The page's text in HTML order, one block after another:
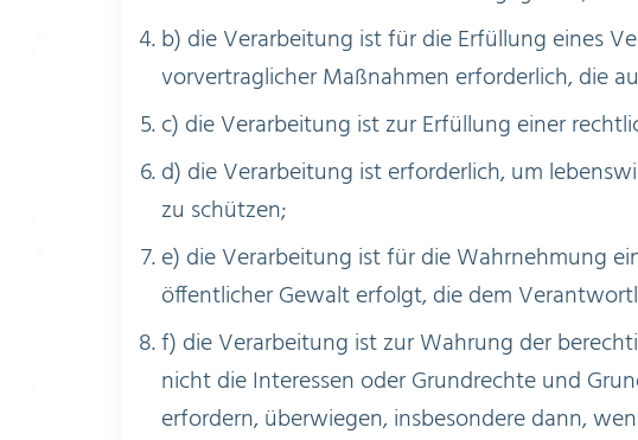
b) die Verarbeitung ist für die Erfüllung eines
vorvertraglicher Maßnahmen erforderlich, die
c) die Verarbeitung ist zur Erfüllung einer
d) die Verarbeitung ist erforderlich, um
zu schützen;
e) die Verarbeitung ist für die Wahrnehmung
öffentlicher Gewalt erfolgt, die dem
f) die Verarbeitung ist zur Wahrung der
nicht die Interessen oder Grundrechte und
erfordern, überwiegen, insbesondere dann,